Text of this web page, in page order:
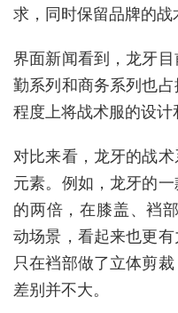
求，同时保留品牌的战
界面新闻看到，龙牙
勤系列和商务系列也
程度上将战术服的设计
对比来看，龙牙的战
元素。例如，龙牙的
的两倍，在膝盖、裆
动场景，看起来也更
只在裆部做了立体剪
差别并不大。